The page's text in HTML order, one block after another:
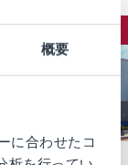
概要
に合わせたコ